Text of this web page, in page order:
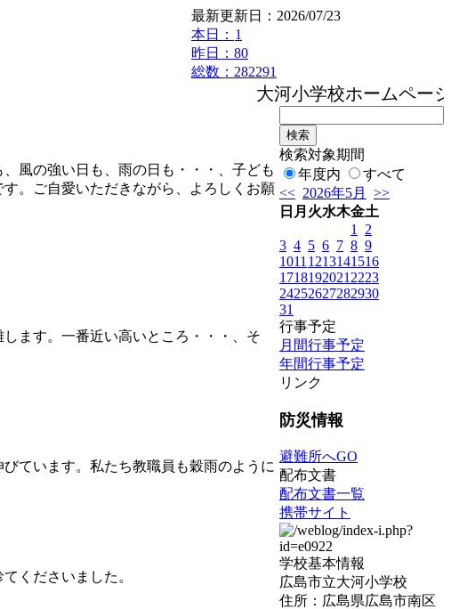
最新更新日：2026/07/23
本日： 1
昨日：80
総数：282291
大河小学校ホームページ
風の強い日も、雨の日も・・・、子ども
。ご自愛いただきながら、よろしくお願
ます。一番近い高いところ・・・、そ
ています。私たち教職員も穀雨のように
くださいました。
検索対象期間
年度内
すべて
<< 2026年5月
>>
日 月 火水木金土
1
2
3 4 5 6 7 8 9
1011 1213141516
1718192021 2223
24252627282930
31
行事予定
月間行事予定
年間行事予定
リンク
防災情報
避難所へGO
配布文書
配布文書一覧
携帯サイト
学校基本情報
広島市立大河小学校
住所：広島県広島市南区